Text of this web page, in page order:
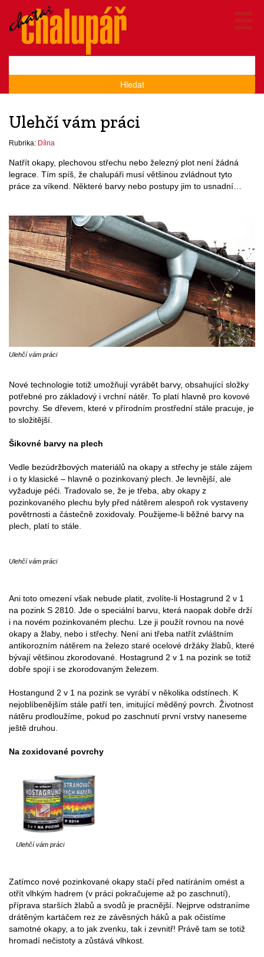
Hledat
Ulehčí vám práci
Rubrika: Dílna
Natřít okapy, plechovou střechu nebo železný plot není žádná
legrace. Tím spíš, že chalupáři musí většinou zvládnout tyto
práce za víkend. Některé barvy nebo postupy jim to usnadní…
Ulehčí vám práci
Nové technologie totiž umožňují vyrábět barvy, obsahující složky
potřebné pro základový i vrchní nátěr. To platí hlavně pro kovové
povrchy. Se dřevem, které v přírodním prostřední stále pracuje, je
to složitější.
Šikovné barvy na plech
Vedle bezúdržbových materiálů na okapy a střechy je stále zájem
i o ty klasické – hlavně o pozinkovaný plech. Je levnější, ale
vyžaduje péči. Tradovalo se, že je třeba, aby okapy z
pozinkovaného plechu byly před nátěrem alespoň rok vystaveny
povětrnosti a částečně zoxidovaly. Použijeme-li běžné barvy na
plech, platí to stále.
Ulehčí vám práci
Ani toto omezení však nebude platit, zvolíte-li Hostagrund 2 v 1
na pozink S 2810. Jde o speciální barvu, která naopak dobře drží
i na novém pozinkovaném plechu. Lze ji použít rovnou na nové
okapy a žlaby, nebo i střechy. Není ani třeba natřít zvláštním
antikorozním nátěrem na železo staré ocelové držáky žlabů, které
bývají většinou zkorodované. Hostagrund 2 v 1 na pozink se totiž
dobře spojí i se zkorodovaným železem.
Hostangund 2 v 1 na pozink se vyrábí v několika odstínech. K
nejoblíbenějším stále patří ten, imitující měděný povrch. Životnost
nátěru prodloužíme, pokud po zaschnutí první vrstvy naneseme
ještě druhou.
Na zoxidované povrchy
Ulehčí vám práci
Zatímco nové pozinkované okapy stačí před natíráním omést a
otřít vlhkým hadrem (v práci pokračujeme až po zaschnutí),
příprava starších žlabů a svodů je pracnější. Nejprve odstraníme
drátěným kartáčem rez ze závěsných háků a pak očistíme
samotné okapy, a to jak zvenku, tak i zevnitř! Právě tam se totiž
hromadí nečistoty a zůstává vlhkost.